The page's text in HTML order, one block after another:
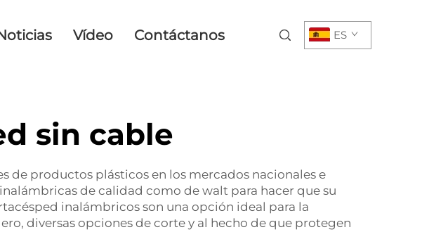
Vídeo Contáctanos ES
sin cable
de productos plásticos en los mercados nacionales e
de calidad como de walt para hacer que su
inalámbricos son una opción ideal para la
diversas opciones de corte y al hecho de que protegen